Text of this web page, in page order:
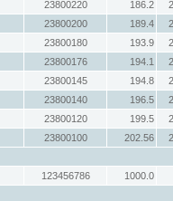
23800220 186.2
23800200 189.4
23800180 193.9
23800176 194.1
23800145 194.8
23800140 196.5
23800120 199.5
23800100 202.56
123456786
1000.0